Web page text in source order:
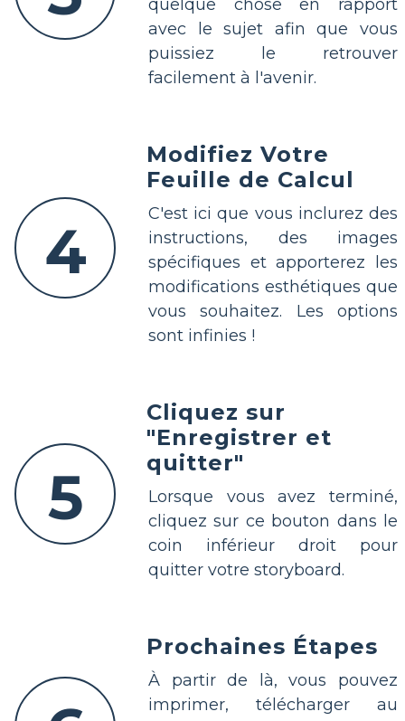
quelque chose en rapport
avec le sujet afin que vous
puissiez le retrouver
facilement à l'avenir.
4
Modifiez Votre
Feuille de Calcul
C'est ici que vous inclurez des
instructions, des images
spécifiques et apporterez les
modifications esthétiques que
vous souhaitez. Les options
sont infinies !
5
Cliquez sur
"Enregistrer et
quitter"
Lorsque vous avez terminé,
cliquez sur ce bouton dans le
coin inférieur droit pour
quitter votre storyboard.
Prochaines Étapes
À partir de là, vous pouvez
imprimer, télécharger au